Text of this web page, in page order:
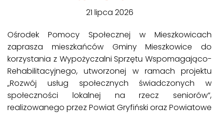
21 lipca 2026
Ośrodek Pomocy Społecznej w Mieszkowicach
zaprasza mieszkańców Gminy Mieszkowice do
korzystania z Wypożyczalni Sprzętu Wspomagająco-
Rehabilitacyjnego, utworzonej w ramach projektu
„Rozwój usług społecznych świadczonych w
społeczności lokalnej na rzecz seniorów”,
realizowanego przez Powiat Gryfiński oraz Powiatowe